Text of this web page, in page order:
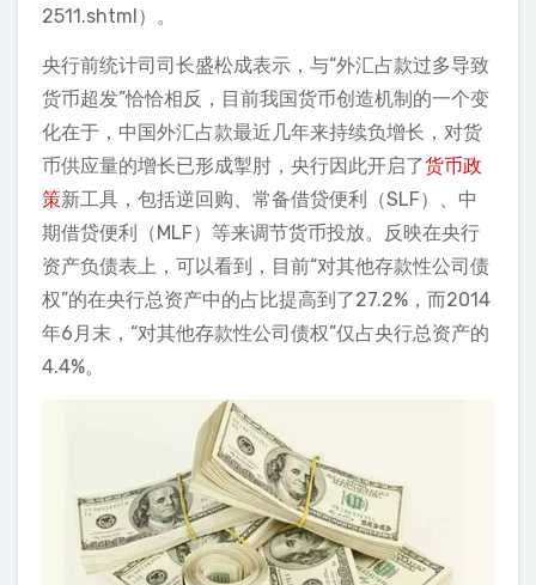
2511.shtml）。
央行前统计司司长盛松成表示，与“外汇占款过多导致
货币超发”恰恰相反，目前我国货币创造机制的一个变
化在于，中国外汇占款最近几年来持续负增长，对货
币供应量的增长已形成掣肘，央行因此开启了货币政
策新工具，包括逆回购、常备借贷便利（SLF）、中
期借贷便利（MLF）等来调节货币投放。反映在央行
资产负债表上，可以看到，目前“对其他存款性公司债
权”的在央行总资产中的占比提高到了27.2%，而2014
年6月末，“对其他存款性公司债权”仅占央行总资产的
4.4%。